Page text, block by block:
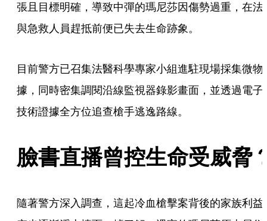
張且目標明確，導致中彈的瑪尼莎因傷勢過重，在法
與急救人員趕抵前便已失去生命跡象。
目前警方已召集法醫科學專家小組進駐現場採集微物
據，同時密集調閱沿線監視器錄影畫面，並透過電子
技術證據全方位追查槍手逃逸路線。
臉書直播曾控生命受威脅
隨著警方深入調查，這起冷血槍擊案背後的家族利益